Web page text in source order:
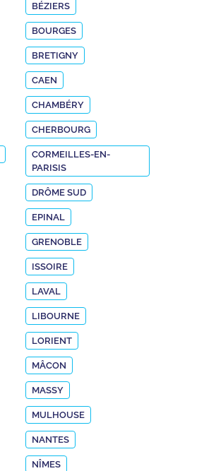
BÉZIERS
BOURGES
BRETIGNY
CAEN
CHAMBÉRY
CHERBOURG
CORMEILLES-EN-
PARISIS
DRÔME SUD
EPINAL
GRENOBLE
ISSOIRE
LAVAL
LIBOURNE
LORIENT
MÂCON
MASSY
MULHOUSE
NANTES
NÎMES